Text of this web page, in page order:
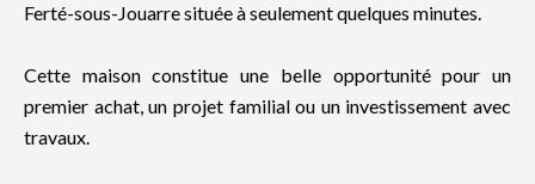
Ferté-sous-Jouarre située à seulement quelques minutes.
Cette maison constitue une belle opportunité pour un
premier achat, un projet familial ou un investissement avec
travaux.